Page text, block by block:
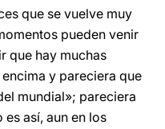
que se vuelve muy
pueden venir
que hay muchas
y pareciera que
mundial»; pareciera
así, aun en los